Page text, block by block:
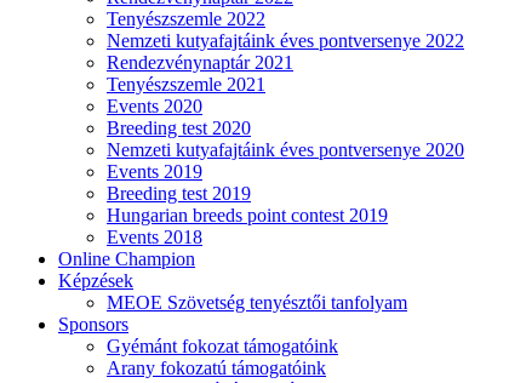
Tenyészszemle 2022
Nemzeti kutyafajtáink éves pontversenye 2022
Rendezvénynaptár 2021
Tenyészszemle 2021
Events 2020
Breeding test 2020
Nemzeti kutyafajtáink éves pontversenye 2020
Events 2019
Breeding test 2019
Hungarian breeds point contest 2019
Events 2018
Online Champion
Képzések
MEOE Szövetség tenyésztői tanfolyam
Sponsors
Gyémánt fokozat támogatóink
Arany fokozatú támogatóink